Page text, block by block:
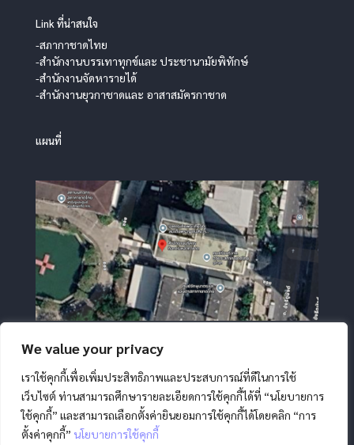
We value your privacy
เราใช้คุกกี้เพื่อเพิ่มประสิทธิภาพและประสบการณ์ที่ดีในการใช้
เว็บไซต์ ท่านสามารถศึกษารายละเอียดการใช้คุกกี้ได้ที่ “นโยบายการ
ใช้คุกกี้” และสามารถเลือกตั้งค่ายินยอมการใช้คุกกี้ได้โดยคลิก “การ
ตั้งค่าคุกกี้” นโยบายการใช้คุกกี้
Link ที่น่าสนใจ
-สภากาชาดไทย
-สำนักงานบรรเทาทุกข์และ ประชานามัยพิทักษ์
-สำนักงานจัดหารายได้
-สำนักงานยุวกาชาดและ อาสาสมัครกาชาด
แผนที่